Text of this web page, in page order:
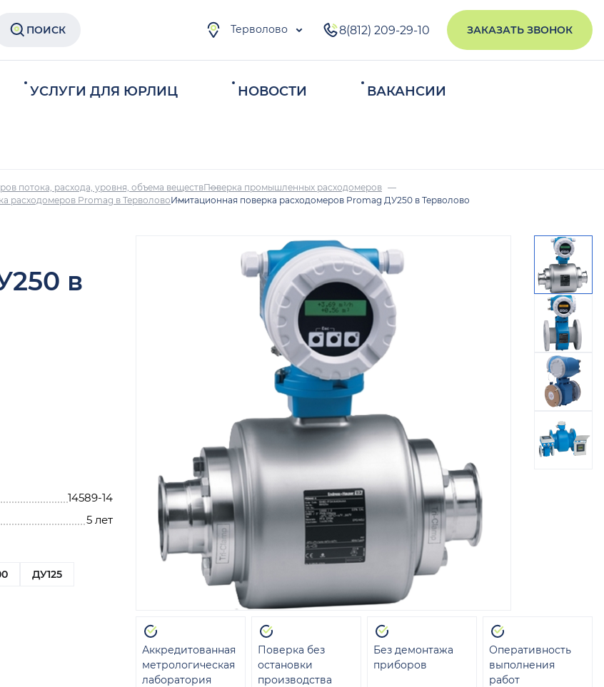
ПОИСК Терволово 8(812) 209-29-10 ЗАКАЗАТЬ ЗВОНОК
УСЛУГИ ДЛЯ ЮРЛИЦ НОВОСТИ ВАКАНСИИ
потока, расхода, уровня, объема веществПоверка промышленных расходомеров
расходомеров Promag в ТерволовоИмитационная поверка расходомеров Promag ДУ250 в Терволово
в
14589-14
5 лет
ДУ125
Аккредитованная
метрологическая
лаборатория
Поверка без
остановки
производства
Без демонтажа
приборов
Оперативность
выполнения
работ